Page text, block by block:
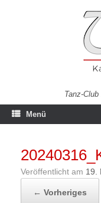
Tanz-
Menü
Veröffentlicht am 19.
← Vorheriges